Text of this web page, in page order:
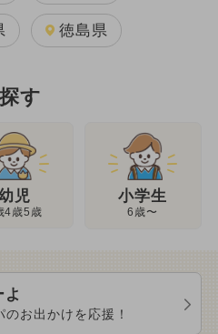
徳島県
す
児
4歳5歳
小学生
6歳〜
お出かけを応援！